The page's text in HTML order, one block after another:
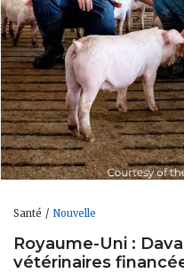
Santé Nouvelle
Royaume-Uni :
vétérinaires